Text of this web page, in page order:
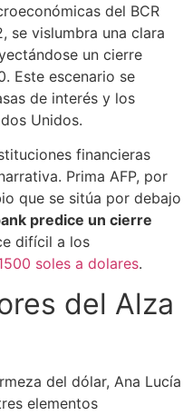
del BCR
se vislumbra una clara
un cierre
Este escenario se
de interés y los
Unidos.
financieras
Prima AFP, por
que se sitúa por debajo
predice un cierre
difícil a los
soles a dolares​.
del Alza
del dólar, Ana Lucía
elementos